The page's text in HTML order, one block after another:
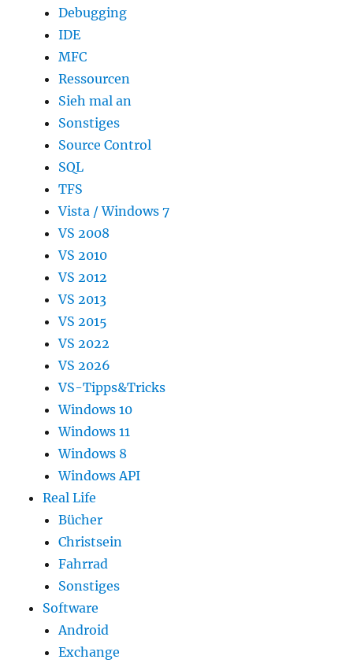
Debugging
IDE
MFC
Ressourcen
Sieh mal an
Sonstiges
Source Control
SQL
TFS
Vista / Windows 7
VS 2008
VS 2010
VS 2012
VS 2013
VS 2015
VS 2022
VS 2026
VS-Tipps&Tricks
Windows 10
Windows 11
Windows 8
Windows API
Real Life
Bücher
Christsein
Fahrrad
Sonstiges
Software
Android
Exchange